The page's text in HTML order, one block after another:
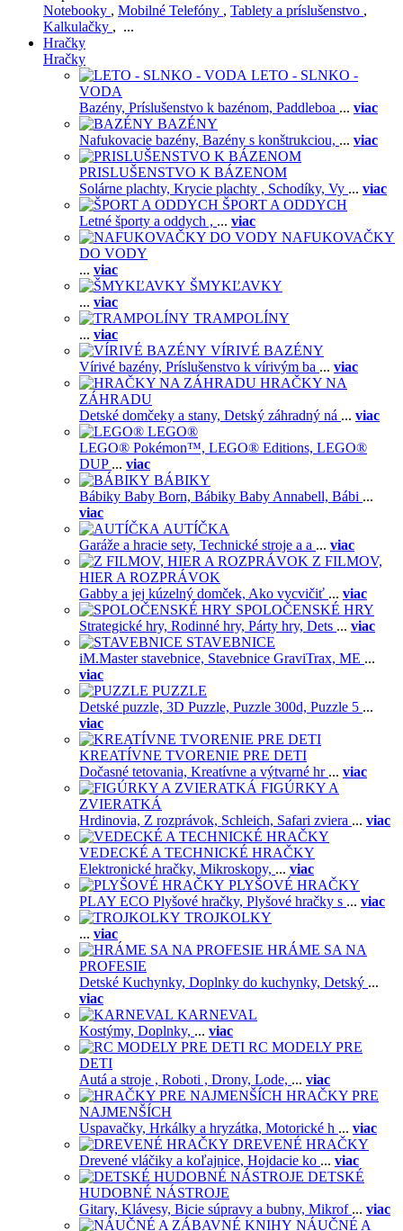
Notebooky , Mobilné Telefóny , Tablety a príslušenstvo ,
Kalkulačky , ...
Hračky
Hračky
LETO - SLNKO -
VODA
Bazény, Príslušenstvo k bazénom, Paddleboa ... viac
BAZÉNY
Nafukovacie bazény, Bazény s konštrukciou, ... viac
PRISLUŠENSTVO K BÁZENOM
Solárne plachty, Krycie plachty , Schodíky, Vy ... viac
ŠPORT A ODDYCH
Letné športy a oddych , ... viac
NAFUKOVAČKY
DO VODY
... viac
ŠMYKĽAVKY
... viac
TRAMPOLÍNY
... viac
VÍRIVÉ BAZÉNY
Vírivé bazény, Príslušenstvo k vírivým ba ... viac
HRAČKY NA
ZÁHRADU
Detské domčeky a stany, Detský záhradný ná ... viac
LEGO®
LEGO® Pokémon™, LEGO® Editions, LEGO®
DUP ... viac
BÁBIKY
Bábiky Baby Born, Bábiky Baby Annabell, Bábi ...
viac
AUTÍČKA
Garáže a hracie sety, Technické stroje a a ... viac
Z FILMOV,
HIER A ROZPRÁVOK
Gabby a jej kúzelný domček, Ako vycvičiť ... viac
SPOLOČENSKÉ HRY
Strategické hry, Rodinné hry, Párty hry, Dets ... viac
STAVEBNICE
iM.Master stavebnice, Stavebnice GraviTrax, ME ...
viac
PUZZLE
Detské puzzle, 3D Puzzle, Puzzle 300d, Puzzle 5 ...
viac
KREATÍVNE TVORENIE PRE DETI
Dočasné tetovania, Kreatívne a výtvarné hr ... viac
FIGÚRKY A
ZVIERATKÁ
Hrdinovia, Z rozprávok, Schleich, Safari zviera ... viac
VEDECKÉ A TECHNICKÉ HRAČKY
Elektronické hračky, Mikroskopy, ... viac
PLYŠOVÉ HRAČKY
PLAY ECO Plyšové hračky, Plyšové hračky s ... viac
TROJKOLKY
... viac
HRÁME SA NA
PROFESIE
Detské Kuchynky, Doplnky do kuchynky, Detský ...
viac
KARNEVAL
Kostýmy, Doplnky, ... viac
RC MODELY PRE
DETI
Autá a stroje , Roboti , Drony, Lode, ... viac
HRAČKY PRE
NAJMENŠÍCH
Uspavačky, Hrkálky a hryzátka, Motorické h ... viac
DREVENÉ HRAČKY
Drevené vláčiky a koľajnice, Hojdacie ko ... viac
DETSKÉ
HUDOBNÉ NÁSTROJE
Gitary, Klávesy, Bicie súpravy a bubny, Mikrof ... viac
NÁUČNÉ A